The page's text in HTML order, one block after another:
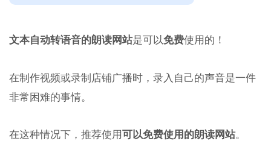
文本自动转语音的朗读网站是可以免费使用的！
在制作视频或录制店铺广播时，录入自己的声音是一件
非常困难的事情。
在这种情况下，推荐使用可以免费使用的朗读网站。